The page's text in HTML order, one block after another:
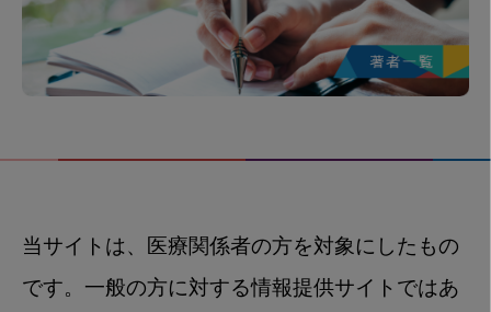
当サイトは、医療関係者の方を対象にしたもの
です。一般の方に対する情報提供サイトではあ